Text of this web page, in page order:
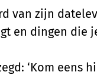
van zijn
en dingen die
‘Kom eens